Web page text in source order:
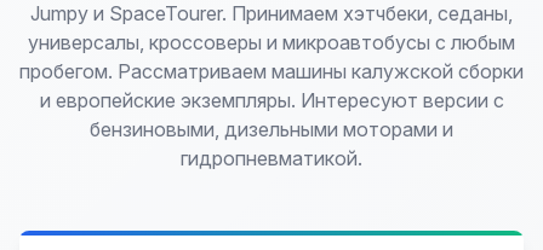
Jumpy и SpaceTourer. Принимаем хэтчбеки, седаны,
универсалы, кроссоверы и микроавтобусы с любым
пробегом. Рассматриваем машины калужской сборки
и европейские экземпляры. Интересуют версии с
бензиновыми, дизельными моторами и
гидропневматикой.